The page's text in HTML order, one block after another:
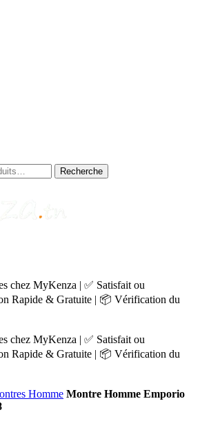
Recherche
chez MyKenza | ✅ Satisfait ou
Rapide & Gratuite | 📦 Vérification du
chez MyKenza | ✅ Satisfait ou
Rapide & Gratuite | 📦 Vérification du
Homme Montre Homme Emporio